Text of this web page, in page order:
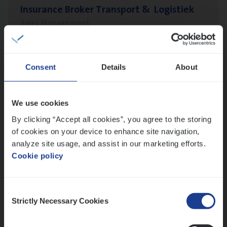
Consent Details About
We use cookies
By clicking “Accept all cookies”, you agree to the storing
of cookies on your device to enhance site navigation,
analyze site usage, and assist in our marketing efforts.
Cookie policy
Selection
Strictly Necessary Cookies
Insu­ran­ce Bro­ker Trans­port& Logistiek
Sales Management
IT, Change & Innovation
Antwerpen